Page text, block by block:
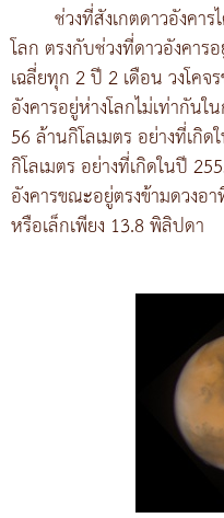
ช่วงที่สังเกตดาวอังคา
โลก ตรงกับช่วงที่ดาวอังคาร
เฉลี่ยทุก 2 ปี 2 เดือน วงโคจ
อังคารอยู่ห่างโลกไม่เท่ากันใ
56 ล้านกิโลเมตร อย่างที่เกิ
กิโลเมตร อย่างที่เกิดในปี
อังคารขณะอยู่ตรงข้ามดวงอ
หรือเล็กเพียง 13.8 พิลิปดา